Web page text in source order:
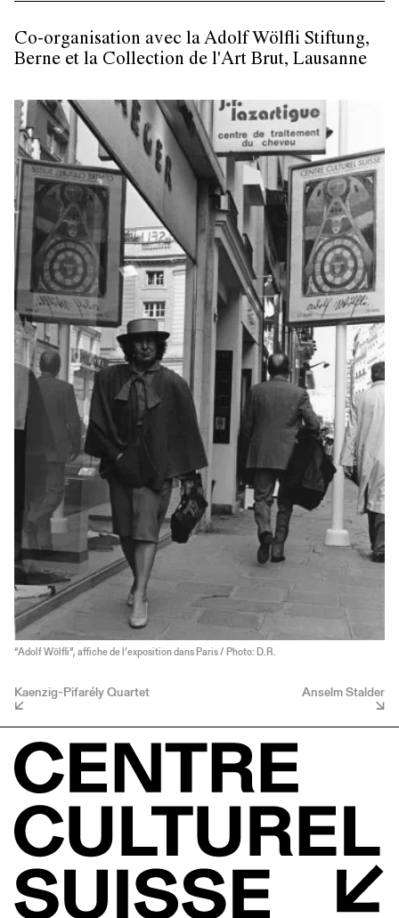
Co-organisation avec la Adolf Wölfli Stiftung,
Berne et la Collection de l'Art Brut, Lausanne
“Adolf Wölfli”, affiche de l’exposition dans Paris / Photo: D.R.
Kaenzig-Pifarély Quartet Anselm Stalder